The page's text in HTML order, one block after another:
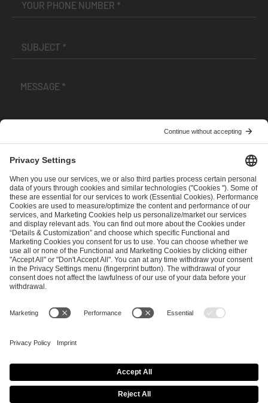
andPrivacy Policy
SEND MESSAGE
CAREER MEDIA RIGHTS
Imprint
Privacy Policy Cookie Policy
Terms of Use
Copyright Policy
Procurement Policy Whistleblowing